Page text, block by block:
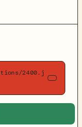
2400.j